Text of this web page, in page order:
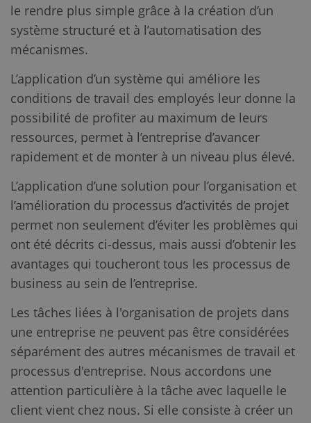
le rendre plus simple grâce à la création d’un
système structuré et à l’automatisation des
mécanismes.
L’application d’un système qui améliore les
conditions de travail des employés leur donne la
possibilité de profiter au maximum de leurs
ressources, permet à l’entreprise d’avancer
rapidement et de monter à un niveau plus élevé.
L’application d’une solution pour l’organisation et
l’amélioration du processus d’activités de projet
permet non seulement d’éviter les problèmes qui
ont été décrits ci-dessus, mais aussi d’obtenir les
avantages qui toucheront tous les processus de
business au sein de l’entreprise.
Les tâches liées à l'organisation de projets dans
une entreprise ne peuvent pas être considérées
séparément des autres mécanismes de travail et
processus d'entreprise. Nous accordons une
attention particulière à la tâche avec laquelle le
client vient chez nous. Si elle consiste à créer un